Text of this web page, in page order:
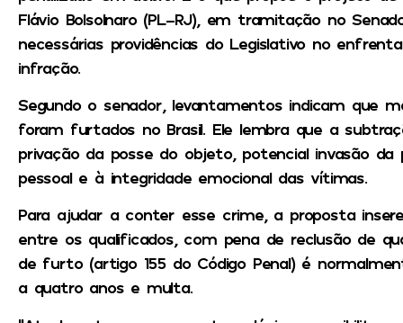
Flávio Bolsolnaro (PL-RJ), em tramitação no
necessárias providências do Legislativo no
infração.
Segundo o senador, levantamentos indicam que
foram furtados no Brasil. Ele lembra que a
privação da posse do objeto, potencial invasão da
pessoal e à integridade emocional das vítimas.
Para ajudar a conter esse crime, a proposta
entre os qualificados, com pena de reclusão de
de furto (artigo 155 do Código Penal) é
a quatro anos e multa.